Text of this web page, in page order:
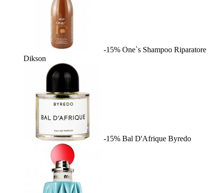
-15% One`s Shampoo Riparatore
Dikson
-15% Bal D'Afrique Byredo